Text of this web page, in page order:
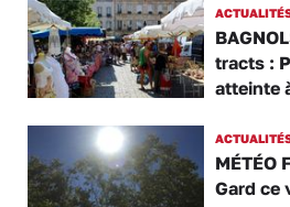
tracts :
atteinte
MÉTÉO
Gard ce